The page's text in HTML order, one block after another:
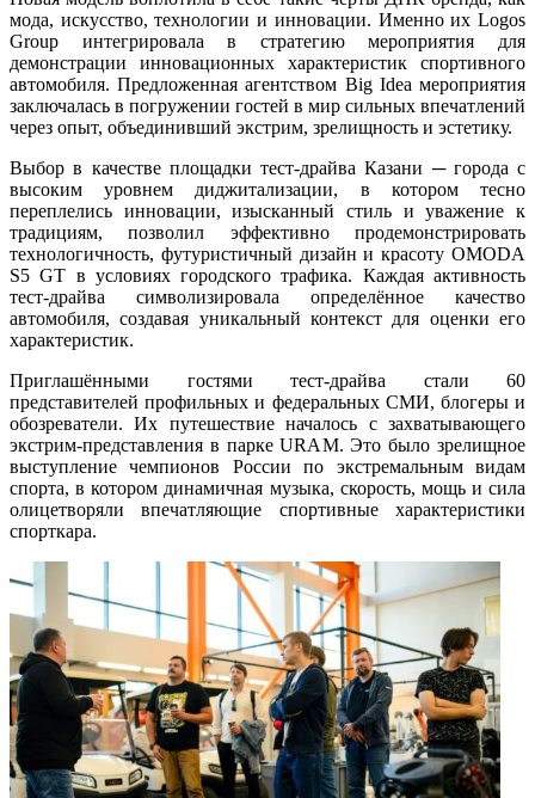
мода, искусство, технологии и инновации. Именно их Logos
Group интегрировала в стратегию мероприятия для
демонстрации инновационных характеристик спортивного
автомобиля. Предложенная агентством Big Idea мероприятия
заключалась в погружении гостей в мир сильных впечатлений
через опыт, объединивший экстрим, зрелищность и эстетику.
Выбор в качестве площадки тест-драйва Казани ─ города с
высоким уровнем диджитализации, в котором тесно
переплелись инновации, изысканный стиль и уважение к
традициям, позволил эффективно продемонстрировать
технологичность, футуристичный дизайн и красоту OMODA
S5 GT в условиях городского трафика. Каждая активность
тест-драйва символизировала определённое качество
автомобиля, создавая уникальный контекст для оценки его
характеристик.
Приглашёнными гостями тест-драйва стали 60
представителей профильных и федеральных СМИ, блогеры и
обозреватели. Их путешествие началось с захватывающего
экстрим-представления в парке URAM. Это было зрелищное
выступление чемпионов России по экстремальным видам
спорта, в котором динамичная музыка, скорость, мощь и сила
олицетворяли впечатляющие спортивные характеристики
спорткара.